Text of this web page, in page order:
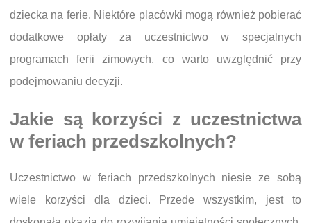
dziecka na ferie. Niektóre placówki mogą również pobierać
dodatkowe opłaty za uczestnictwo w specjalnych
programach ferii zimowych, co warto uwzględnić przy
podejmowaniu decyzji.
Jakie są korzyści z uczestnictwa
w feriach przedszkolnych?
Uczestnictwo w feriach przedszkolnych niesie ze sobą
wiele korzyści dla dzieci. Przede wszystkim, jest to